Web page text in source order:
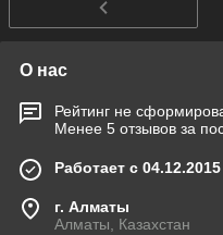
О нас
Рейтинг не
Менее 5 отзывов за
Работает с 04.12.2015
г. Алматы
Алматы, Казахстан